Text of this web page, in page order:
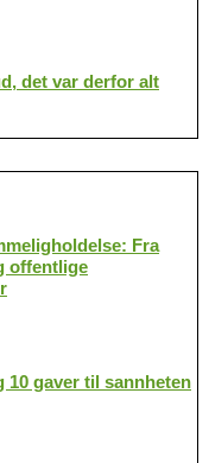
det var derfor alt
Fra
offentlige
10 gaver til sannheten